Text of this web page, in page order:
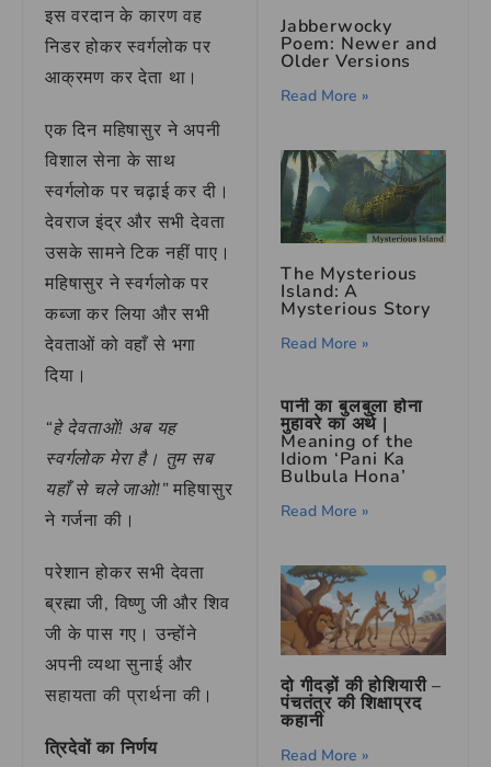
इस वरदान के कारण वह
निडर होकर स्वर्गलोक पर
आक्रमण कर देता था।
एक दिन महिषासुर ने अपनी
विशाल सेना के साथ
स्वर्गलोक पर चढ़ाई कर दी।
देवराज इंद्र और सभी देवता
उसके सामने टिक नहीं पाए।
महिषासुर ने स्वर्गलोक पर
कब्जा कर लिया और सभी
देवताओं को वहाँ से भगा
दिया।
“हे देवताओं! अब यह
स्वर्गलोक मेरा है। तुम सब
यहाँ से चले जाओ!”महिषासुर
ने गर्जना की।
परेशान होकर सभी देवता
ब्रह्मा जी, विष्णु जी और शिव
जी के पास गए। उन्होंने
अपनी व्यथा सुनाई और
सहायता की प्रार्थना की।
त्रिदेवों का निर्णय
Jabberwocky
Poem: Newer and
Older Versions
Read More »
The Mysterious
Island: A
Mysterious Story
Read More »
पानी का बुलबुला होना
मुहावरे का अर्थ |
Meaning of the
Idiom ‘Pani Ka
Bulbula Hona’
Read More »
दो गीदड़ों की होशियारी –
पंचतंत्र की शिक्षाप्रद
कहानी
Read More »